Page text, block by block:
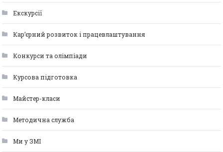
Екскурсії
Кар’єрний розвиток і працевлаштування
Конкурси та олімпіади
Курсова підготовка
Майстер-класи
Методична служба
Ми у ЗМІ